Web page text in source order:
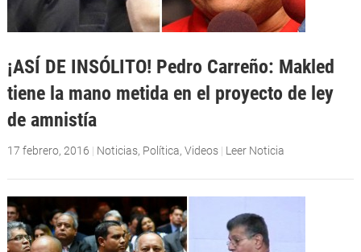
¡ASÍ DE INSÓLITO! Pedro Carreño: Makled
tiene la mano metida en el proyecto de ley
de amnistía
17 febrero, 2016 | Noticias, Política, Videos | Leer Noticia